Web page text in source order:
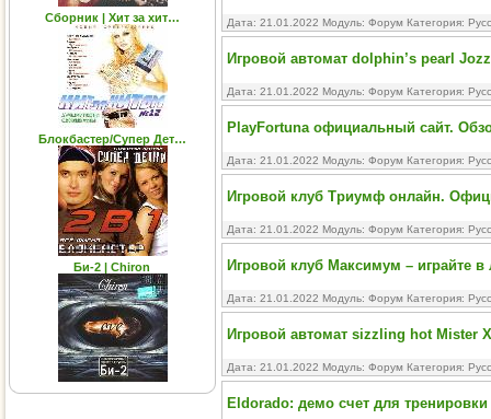
Сборник | Хит за хит…
Блокбастер/Супер Дет…
Би-2 | Chiron
Дата: 21.01.2022 Модуль: Форум Категория:
Игровой автомат dolphin’s pearl
Дата: 21.01.2022 Модуль: Форум Категория:
PlayFortuna официальный сайт.
Дата: 21.01.2022 Модуль: Форум Категория:
Игровой клуб Триумф онлайн.
Дата: 21.01.2022 Модуль: Форум Категория:
Игровой клуб Максимум – играйте
Дата: 21.01.2022 Модуль: Форум Категория:
Игровой автомат sizzling hot Mister
Дата: 21.01.2022 Модуль: Форум Категория:
Eldorado: демо счет для